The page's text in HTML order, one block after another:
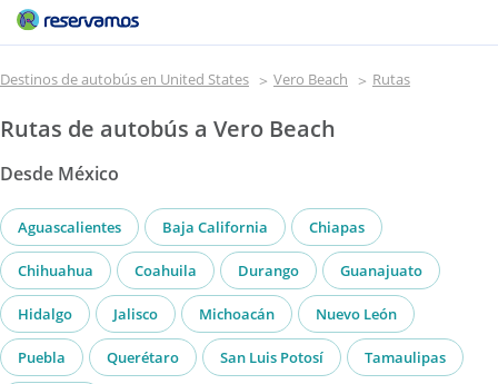
Destinos de autobús en United States Vero Beach Rutas
Rutas de autobús a Vero Beach
Desde México
Aguascalientes Baja California Chiapas
Chihuahua Coahuila Durango Guanajuato
Hidalgo Jalisco Michoacán Nuevo León
Puebla Querétaro San Luis Potosí Tamaulipas